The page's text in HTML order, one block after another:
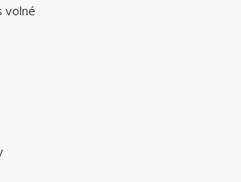
volné